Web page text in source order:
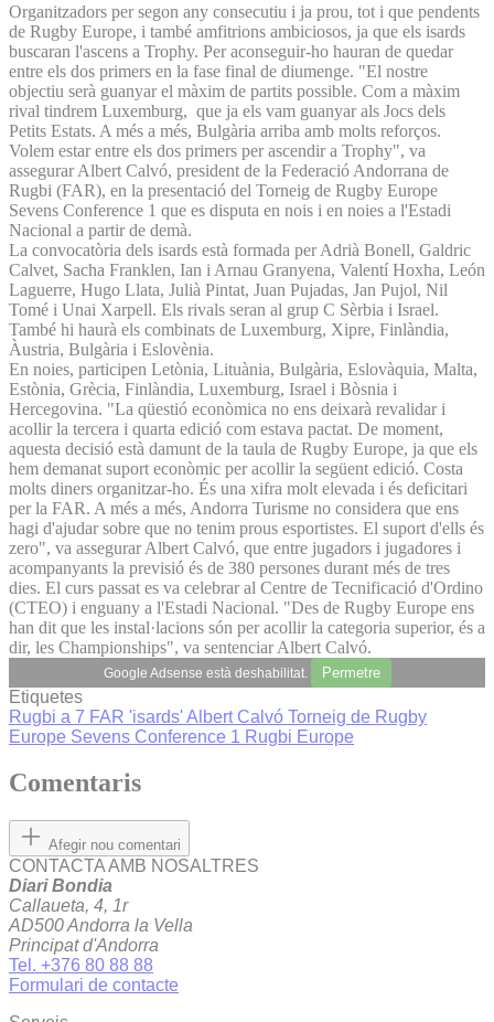
Organitzadors per segon any consecutiu i ja prou, tot i que pendents
de Rugby Europe, i també amfitrions ambiciosos, ja que els isards
buscaran l'ascens a Trophy. Per aconseguir-ho hauran de quedar
entre els dos primers en la fase final de diumenge. "El nostre
objectiu serà guanyar el màxim de partits possible. Com a màxim
rival tindrem Luxemburg, que ja els vam guanyar als Jocs dels
Petits Estats. A més a més, Bulgària arriba amb molts reforços.
Volem estar entre els dos primers per ascendir a Trophy", va
assegurar Albert Calvó, president de la Federació Andorrana de
Rugbi (FAR), en la presentació del Torneig de Rugby Europe
Sevens Conference 1 que es disputa en nois i en noies a l'Estadi
Nacional a partir de demà.
La convocatòria dels isards està formada per Adrià Bonell, Galdric
Calvet, Sacha Franklen, Ian i Arnau Granyena, Valentí Hoxha, León
Laguerre, Hugo Llata, Julià Pintat, Juan Pujadas, Jan Pujol, Nil
Tomé i Unai Xarpell. Els rivals seran al grup C Sèrbia i Israel.
També hi haurà els combinats de Luxemburg, Xipre, Finlàndia,
Àustria, Bulgària i Eslovènia.
En noies, participen Letònia, Lituània, Bulgària, Eslovàquia, Malta,
Estònia, Grècia, Finlàndia, Luxemburg, Israel i Bòsnia i
Hercegovina. "La qüestió econòmica no ens deixarà revalidar i
acollir la tercera i quarta edició com estava pactat. De moment,
aquesta decisió està damunt de la taula de Rugby Europe, ja que els
hem demanat suport econòmic per acollir la següent edició. Costa
molts diners organitzar-ho. És una xifra molt elevada i és deficitari
per la FAR. A més a més, Andorra Turisme no considera que ens
hagi d'ajudar sobre que no tenim prous esportistes. El suport d'ells és
zero", va assegurar Albert Calvó, que entre jugadors i jugadores i
acompanyants la previsió és de 380 persones durant més de tres
dies. El curs passat es va celebrar al Centre de Tecnificació d'Ordino
(CTEO) i enguany a l'Estadi Nacional. "Des de Rugby Europe ens
han dit que les instal·lacions són per acollir la categoria superior, és a
dir, les Championships", va sentenciar Albert Calvó.
Google Adsense està deshabilitat. Permetre
Etiquetes
Rugbi a 7 FAR 'isards'Albert Calvó Torneig de Rugby
Europe Sevens Conference 1 Rugbi Europe
Comentaris
Afegir nou comentari
CONTACTA AMB NOSALTRES
Diari Bondia
Callaueta, 4, 1r
AD500 Andorra la Vella
Principat d'Andorra
Tel. +376 80 88 88
Formulari de contacte